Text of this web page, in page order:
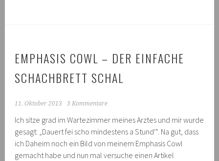
EMPHASIS COWL – DER EINFACHE
SCHACHBRETT SCHAL
11. Oktober 2013 3 Kommentare
Ich sitze grad im Wartezimmer meines Arztes und mir wurde
gesagt: „Dauert fei scho mindestens a Stund'“. Na gut, dass
ich Daheim noch ein Bild von meinem Emphasis Cowl
gemacht habe und nun mal versuche einen Artikel